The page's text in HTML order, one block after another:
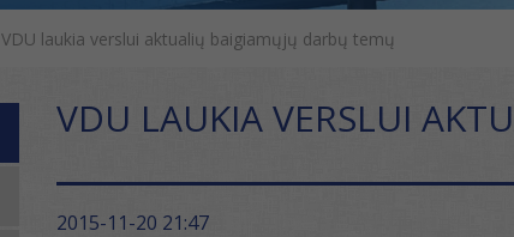
VDU laukia verslui aktualių baigiamųjų darbų temų
VDU LAUKIA VERSLUI
2015-11-20 21:47